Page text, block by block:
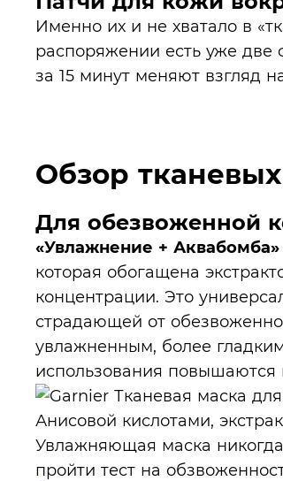
Именно их и не хватало в
распоряжении есть уже две
за 15 минут меняют взгляд
Обзор
Для обезвоженной
«Увлажнение + Аквабомба»
которая обогащена
концентрации. Это
страдающей от
увлажненным, более
использования повышаются
Увлажняющая маска
пройти тест на